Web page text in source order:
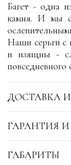
Багет - одна
камня. И мы
Наши серьги с
и изящны -
повседневного
ДОСТАВКА
ГАРАНТИЯ
ГАБАРИТЫ